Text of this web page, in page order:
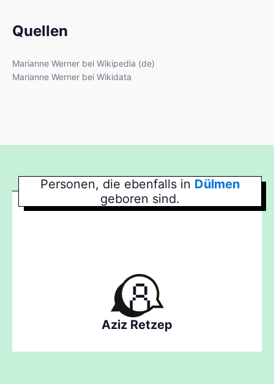
Quellen
Marianne Werner bei Wikipedia (de)
Marianne Werner bei Wikidata
Personen, die ebenfalls in Dülmen
geboren sind.
Aziz Retzep